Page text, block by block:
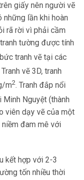
giấy nên người vẽ
những lần khi hoàn
rã rời vì phải cầm
tường được tính
tranh vẽ tại các
Tranh vẽ 3D, tranh
m2. Tranh đắp nổi
Minh Nguyệt (thành
viên dạy vẽ của một
đam mê với
kết hợp với 2-3
tốn nhiều thời